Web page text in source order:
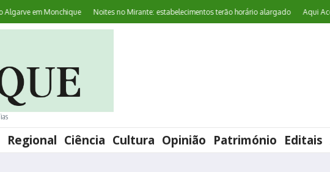
em Monchique Noites no Mirante: estabelecimentos terão horário alargado Aqui
Regional Ciência Cultura Opinião Património Editais